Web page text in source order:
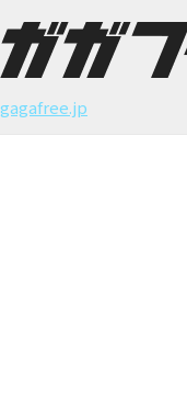
コ
テ
gagafree.jp